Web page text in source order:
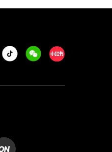
Tiktok WeechatXiaohongshu/